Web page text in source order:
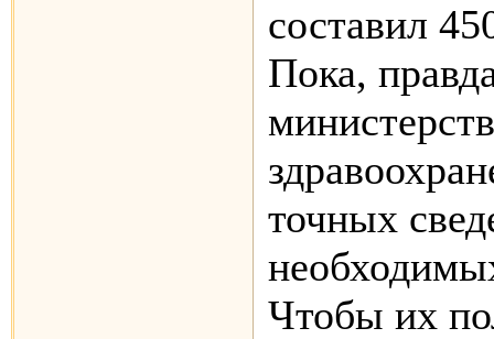
составил
Пока,
точных
Чтобы их